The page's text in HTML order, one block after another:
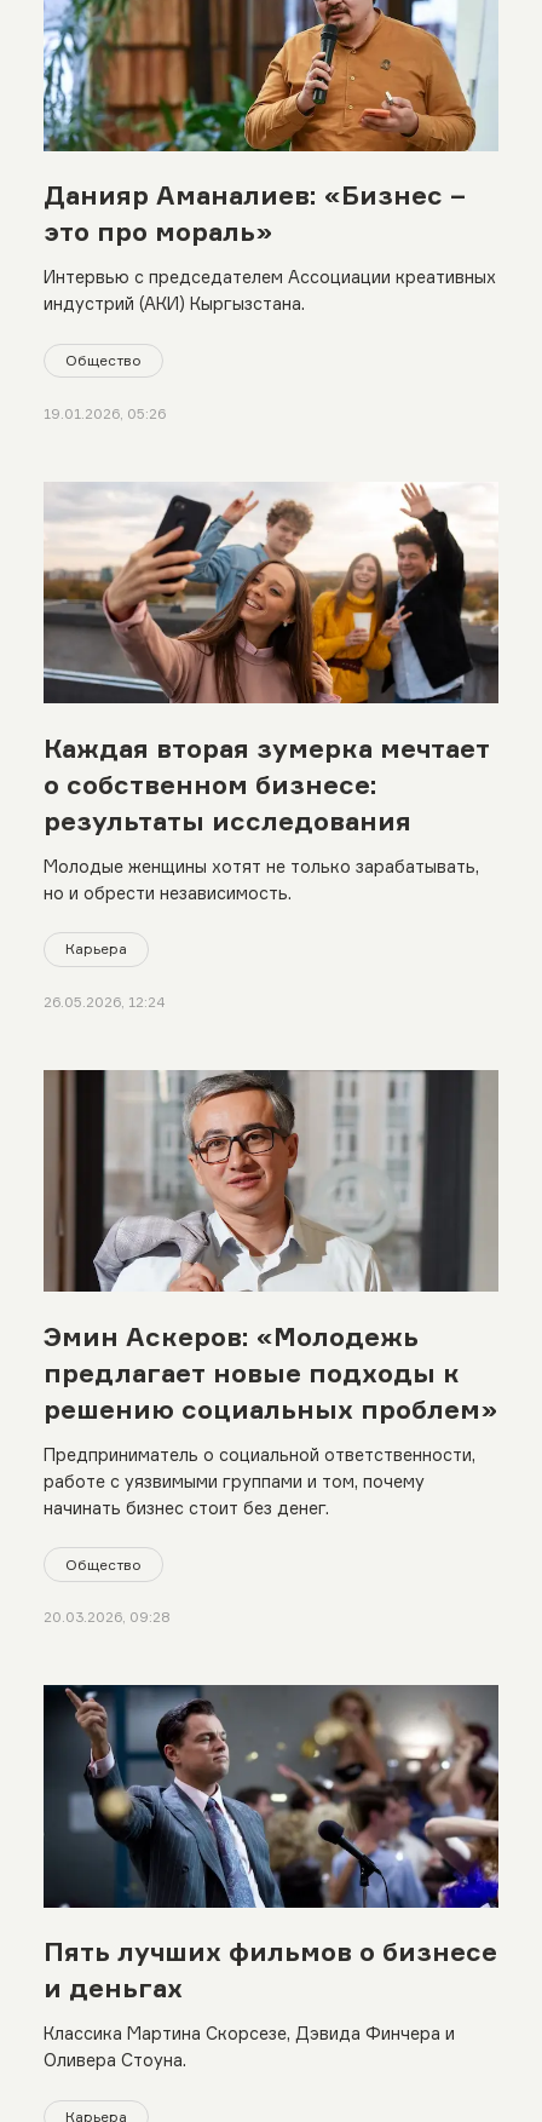
Данияр Аманалиев: «Бизнес –
это про мораль»
Интервью с председателем Ассоциации креативных
индустрий (АКИ) Кыргызстана.
Общество
19.01.2026, 05:26
Каждая вторая зумерка мечтает
о собственном бизнесе:
результаты исследования
Молодые женщины хотят не только зарабатывать,
но и обрести независимость.
Карьера
26.05.2026, 12:24
Эмин Аскеров: «Молодежь
предлагает новые подходы к
решению социальных проблем»
Предприниматель о социальной ответственности,
работе с уязвимыми группами и том, почему
начинать бизнес стоит без денег.
Общество
20.03.2026, 09:28
Пять лучших фильмов о бизнесе
и деньгах
Классика Мартина Скорсезе, Дэвида Финчера и
Оливера Стоуна.
Карьера